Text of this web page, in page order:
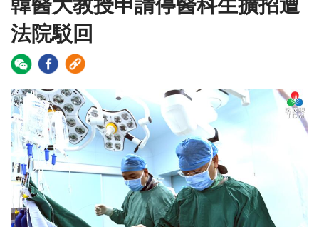
韓醫大教授申請停醫科生擴招遭
法院駁回